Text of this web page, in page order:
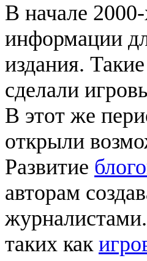
В начале
информации
издания.
сделали
В этот же
открыли
Развитие
авторам
таких как